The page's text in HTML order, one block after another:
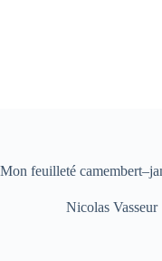
Mon feuilleté
Nicolas Vasseur